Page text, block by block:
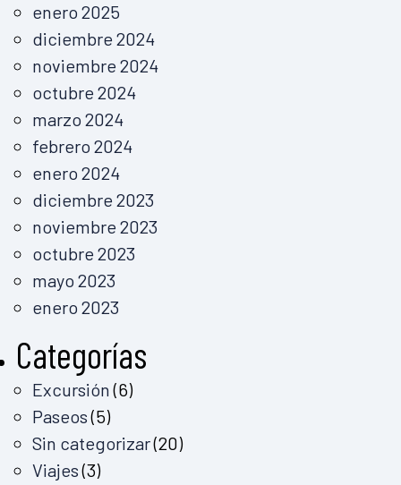
enero 2025
diciembre 2024
noviembre 2024
octubre 2024
marzo 2024
febrero 2024
enero 2024
diciembre 2023
noviembre 2023
octubre 2023
mayo 2023
enero 2023
Categorías
Excursión(6)
Paseos(5)
Sin categorizar(20)
Viajes(3)